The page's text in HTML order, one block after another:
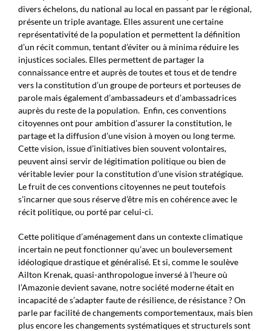
divers échelons, du national au local en passant par le régional,
présente un triple avantage. Elles assurent une certaine
représentativité de la population et permettent la définition
d’un récit commun, tentant d’éviter ou à minima réduire les
injustices sociales. Elles permettent de partager la
connaissance entre et auprès de toutes et tous et de tendre
vers la constitution d’un groupe de porteurs et porteuses de
parole mais également d’ambassadeurs et d’ambassadrices
auprès du reste de la population. Enfin, ces conventions
citoyennes ont pour ambition d’assurer la constitution, le
partage et la diffusion d’une vision à moyen ou long terme.
Cette vision, issue d’initiatives bien souvent volontaires,
peuvent ainsi servir de légitimation politique ou bien de
véritable levier pour la constitution d’une vision stratégique.
Le fruit de ces conventions citoyennes ne peut toutefois
s’incarner que sous réserve d’être mis en cohérence avec le
récit politique, ou porté par celui-ci.
Cette politique d’aménagement dans un contexte climatique
incertain ne peut fonctionner qu’avec un bouleversement
idéologique drastique et généralisé. Et si, comme le soulève
Ailton Krenak, quasi-anthropologue inversé à l’heure où
l’Amazonie devient savane, notre société moderne était en
incapacité de s’adapter faute de résilience, de résistance ? On
parle par facilité de changements comportementaux, mais bien
plus encore les changements systématiques et structurels sont